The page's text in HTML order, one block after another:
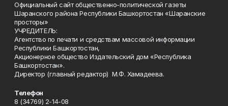
Официальный сайт общественно-политической газеты
Шаранского района Республики Башкортостан «Шаранские
просторы»
УЧРЕДИТЕЛЬ:
Агентство по печати и средствам массовой информации
Республики Башкортостан,
Акционерное общество Издательский дом «Республика
Башкортостан».
Директор (главный редактор) М.Ф. Хамадеева.
Телефон
8 (34769) 2-14-08